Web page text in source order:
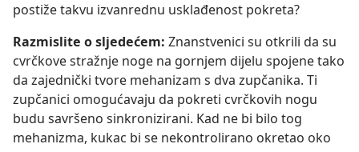
postiže takvu izvanrednu usklađenost pokreta?
Razmislite o sljedećem: Znanstvenici su otkrili da su
cvrčkove stražnje noge na gornjem dijelu spojene tako
da zajednički tvore mehanizam s dva zupčanika. Ti
zupčanici omogućavaju da pokreti cvrčkovih nogu
budu savršeno sinkronizirani. Kad ne bi bilo tog
mehanizma, kukac bi se nekontrolirano okretao oko